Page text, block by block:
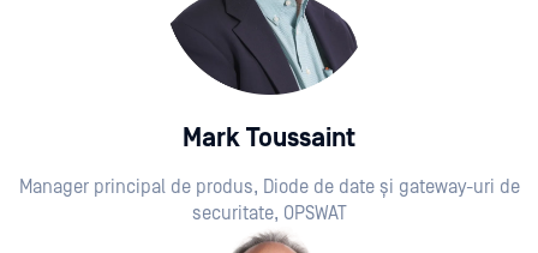
Mark Toussaint
Manager principal de produs, Diode de date și gateway-uri de
securitate, OPSWAT